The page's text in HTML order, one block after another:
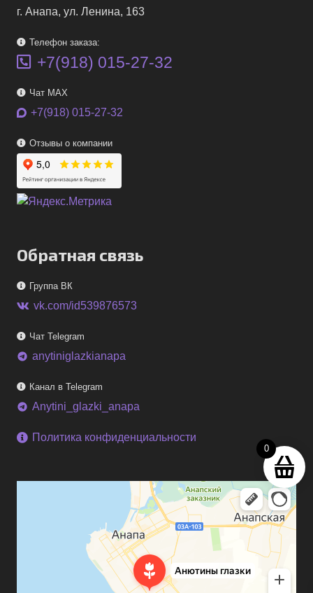
0
г. Анапа, ул. Ленина, 163
Телефон заказа:
+7(918) 015-27-32
Чат MAX
+7(918) 015-27-32
Отзывы о компании
Обратная связь
Группа ВК
vk.com/id539876573
Чат Telegram
telegram anytiniglazkianapa
Канал в Telegram
telegram Anytini_glazki_anapa
Политика конфиденциальности